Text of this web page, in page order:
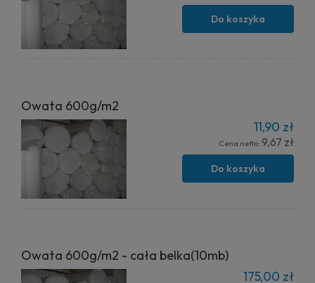
Do koszyka
Owata 600g/m2
11,90 zł
Cena netto: 9,67 zł
Do koszyka
Owata 600g/m2 - cała belka(10mb)
175,00 zł